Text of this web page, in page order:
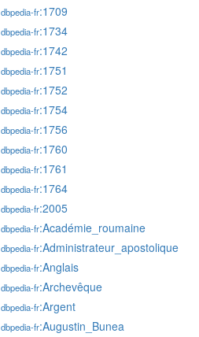
dbpedia-fr:1709
dbpedia-fr:1734
dbpedia-fr:1742
dbpedia-fr:1751
dbpedia-fr:1752
dbpedia-fr:1754
dbpedia-fr:1756
dbpedia-fr:1760
dbpedia-fr:1761
dbpedia-fr:1764
dbpedia-fr:2005
dbpedia-fr:Académie_roumaine
dbpedia-fr:Administrateur_apostolique
dbpedia-fr:Anglais
dbpedia-fr:Archevêque
dbpedia-fr:Argent
dbpedia-fr:Augustin_Bunea